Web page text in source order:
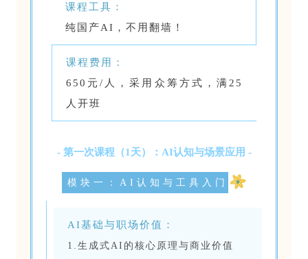
课程工具：
纯国产AI，不用翻墙！
课程费用：
650元/人，采用众筹方式，满25
人开班
- 第一次课程（1天）：AI认知与场景应用 -
模块一：AI认知与工具入门
AI基础与职场价值：
1.生成式AI的核心原理与商业价值